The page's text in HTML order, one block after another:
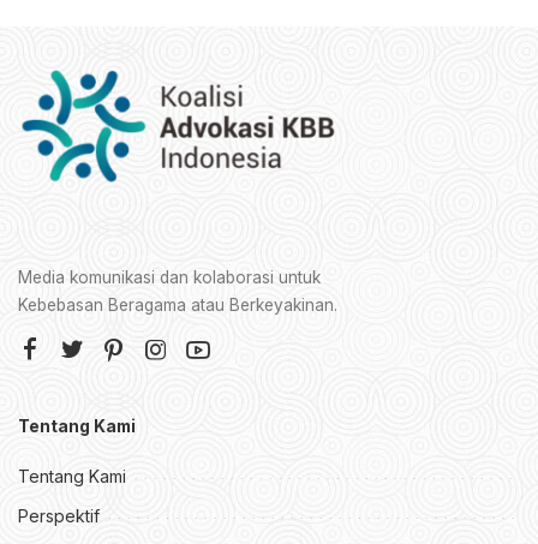
Media komunikasi dan kolaborasi untuk
Kebebasan Beragama atau Berkeyakinan.
Tentang Kami
Tentang Kami
Perspektif